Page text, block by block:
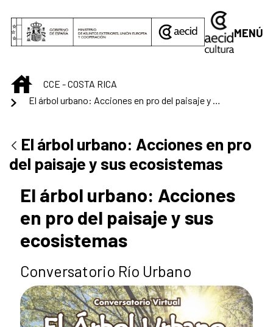
MENÚ
INICIO
CCE - COSTA RICA
El árbol urbano: Acciones en pro
del paisaje y sus ecosistemas
El árbol urbano: Acciones
en pro del paisaje y sus
ecosistemas
Conversatorio Río Urbano